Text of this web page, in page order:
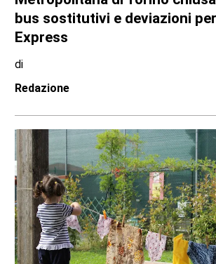
bus sostitutivi e deviazioni
Express
di
Redazione